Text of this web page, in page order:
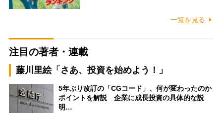
一覧を見る
注目の著者・連載
藤川里絵「さあ、投資を始めよう！」
5年ぶり改訂の「CGコード」、何が変わったのか
ポイントを解説 企業に成長投資の具体的な説
明…